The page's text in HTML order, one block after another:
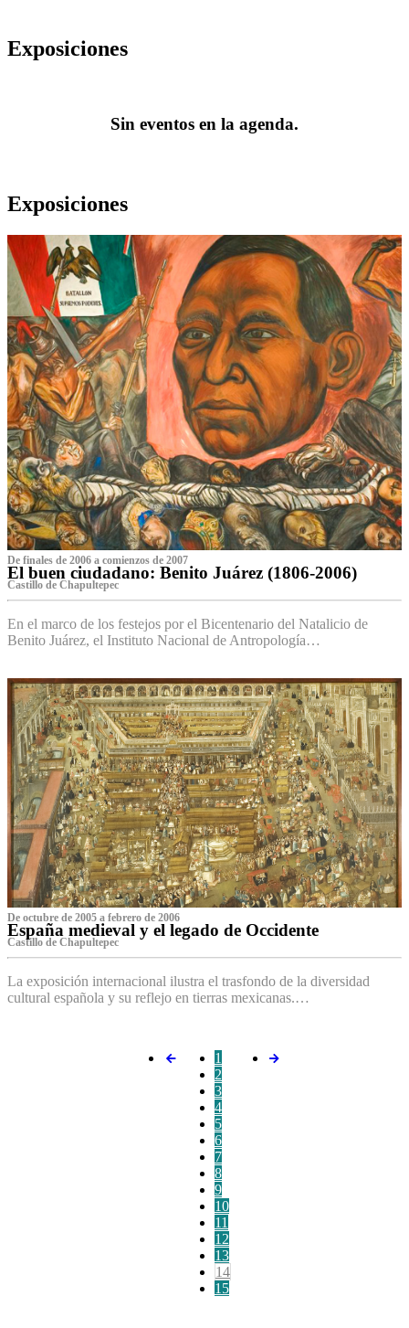
Exposiciones
Sin eventos en la agenda.
Exposiciones
De finales de 2006 a comienzos de 2007
El buen ciudadano: Benito Juárez (1806-2006)
Castillo de Chapultepec
En el marco de los festejos por el Bicentenario del Natalicio de
Benito Juárez, el Instituto Nacional de Antropología…
De octubre de 2005 a febrero de 2006
España medieval y el legado de Occidente
Castillo de Chapultepec
La exposición internacional ilustra el trasfondo de la diversidad
cultural española y su reflejo en tierras mexicanas.…
1
2
3
4
5
6
7
8
9
10
11
12
13
14
15